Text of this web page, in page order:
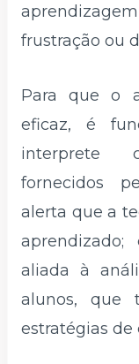
frustração ou
Para que o
eficaz, é
interprete
fornecidos
alerta que a
aliada à
alunos, que
estratégias de